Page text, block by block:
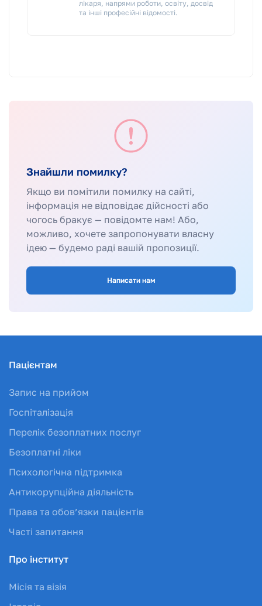
лікаря, напрями роботи, освіту, досвід
та інші професійні відомості.
Знайшли помилку?
Якщо ви помітили помилку на сайті,
інформація не відповідає дійсності або
чогось бракує — повідомте нам! Або,
можливо, хочете запропонувати власну
ідею — будемо раді вашій пропозиції.
Написати нам
Пацієнтам
Запис на прийом
Госпіталізація
Перелік безоплатних послуг
Безоплатні ліки
Психологічна підтримка
Антикорупційна діяльність
Права та обов’язки пацієнтів
Часті запитання
Про інститут
Місія та візія